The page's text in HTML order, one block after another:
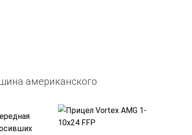
американского